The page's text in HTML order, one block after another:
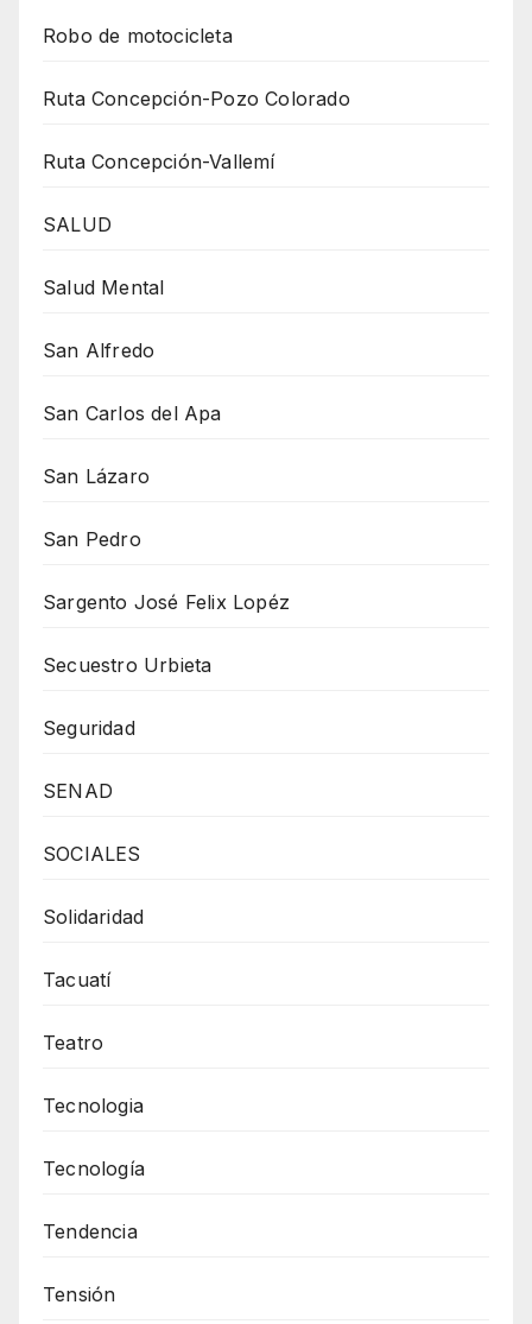
Robo de motocicleta
Ruta Concepción-Pozo Colorado
Ruta Concepción-Vallemí
SALUD
Salud Mental
San Alfredo
San Carlos del Apa
San Lázaro
San Pedro
Sargento José Felix Lopéz
Secuestro Urbieta
Seguridad
SENAD
SOCIALES
Solidaridad
Tacuatí
Teatro
Tecnologia
Tecnología
Tendencia
Tensión